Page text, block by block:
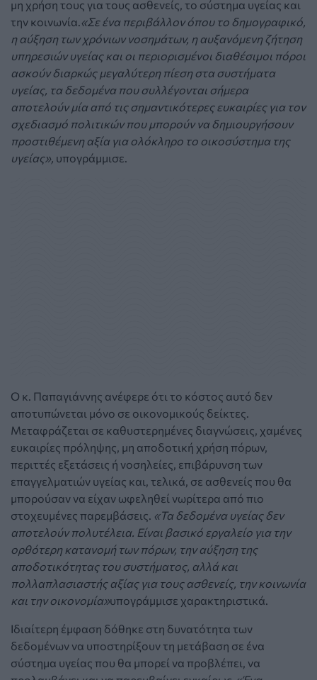
μη χρήση τους για τους ασθενείς, το σύστημα υγείας και
την κοινωνία. «Σε ένα περιβάλλον όπου το δημογραφικό,
η αύξηση των χρόνιων νοσημάτων, η αυξανόμενη ζήτηση
υπηρεσιών υγείας και οι περιορισμένοι διαθέσιμοι πόροι
ασκούν διαρκώς μεγαλύτερη πίεση στα συστήματα
υγείας, τα δεδομένα που συλλέγονται σήμερα
αποτελούν μία από τις σημαντικότερες ευκαιρίες για τον
σχεδιασμό πολιτικών που μπορούν να δημιουργήσουν
προστιθέμενη αξία για ολόκληρο το οικοσύστημα της
υγείας», υπογράμμισε.
Ο κ. Παπαγιάννης ανέφερε ότι το κόστος αυτό δεν
αποτυπώνεται μόνο σε οικονομικούς δείκτες.
Μεταφράζεται σε καθυστερημένες διαγνώσεις, χαμένες
ευκαιρίες πρόληψης, μη αποδοτική χρήση πόρων,
περιττές εξετάσεις ή νοσηλείες, επιβάρυνση των
επαγγελματιών υγείας και, τελικά, σε ασθενείς που θα
μπορούσαν να είχαν ωφεληθεί νωρίτερα από πιο
στοχευμένες παρεμβάσεις. «Τα δεδομένα υγείας δεν
αποτελούν πολυτέλεια. Είναι βασικό εργαλείο για την
ορθότερη κατανομή των πόρων, την αύξηση της
αποδοτικότητας του συστήματος, αλλά και
πολλαπλασιαστής αξίας για τους ασθενείς, την κοινωνία
και την οικονομία»υπογράμμισε χαρακτηριστικά.
Ιδιαίτερη έμφαση δόθηκε στη δυνατότητα των
δεδομένων να υποστηρίξουν τη μετάβαση σε ένα
σύστημα υγείας που θα μπορεί να προβλέπει, να